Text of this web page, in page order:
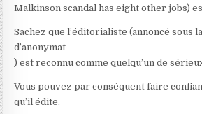
Malkinson scandal has eight other jobs)
Sachez que l’éditorialiste (annoncé sous
d’anonymat
) est reconnu comme quelqu’un de
Vous pouvez par conséquent faire
qu’il édite.